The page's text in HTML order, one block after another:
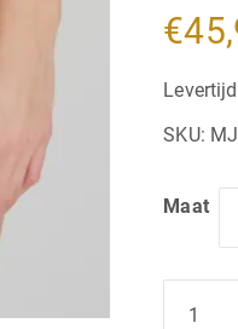
€
SKU:
Maat